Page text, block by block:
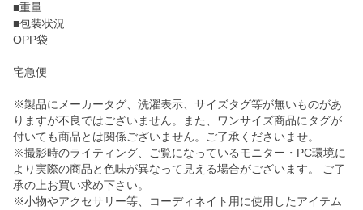
■重量
■包装状況
OPP袋
宅急便
※製品にメーカータグ、洗濯表示、サイズタグ等が無いものがあ
りますが不良ではございません。また、ワンサイズ商品にタグが
付いても商品とは関係ございません。ご了承くださいませ。
※撮影時のライティング、ご覧になっているモニター・PC環境に
より実際の商品と色味が異なって見える場合がございます。 ご了
承の上お買い求め下さい。
※小物やアクセサリー等、コーディネイト用に使用したアイテム